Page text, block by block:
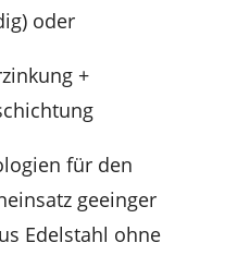
oder
+
für den
geeinger
Edelstahl ohne